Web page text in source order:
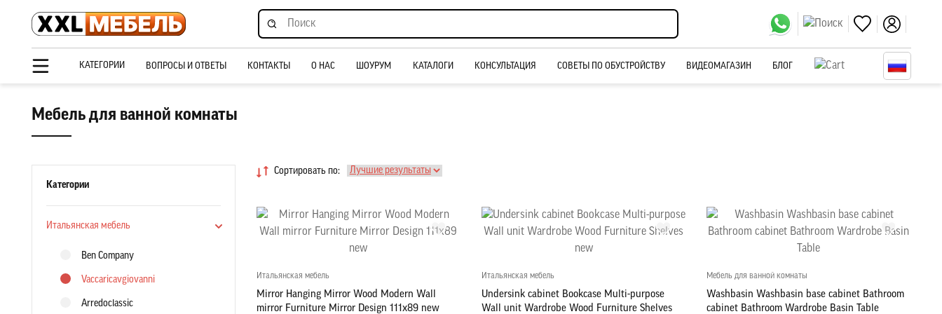
КАТЕГОРИИ ВОПРОСЫ И ОТВЕТЫ КОНТАКТЫ О НАС ШОУРУМ КАТАЛОГИ КОНСУЛЬТАЦИЯ СОВЕТЫ ПО ОБУСТРОЙСТВУ ВИДЕОМАГАЗИН БЛОГ
Мебель для ванной комнаты
Категории
Итальянская мебель
Ben Company
Vaccaricavgiovanni
Arredoclassic
Сортировать по:
Итальянская мебель
Mirror Hanging Mirror Wood Modern Wall
mirror Furniture Mirror Design 111x89 new
Итальянская мебель
Undersink cabinet Bookcase Multi-purpose
Wall unit Wardrobe Wood Furniture Shelves
Мебель для ванной комнаты
Washbasin Washbasin base cabinet Bathroom
cabinet Bathroom Wardrobe Basin Table